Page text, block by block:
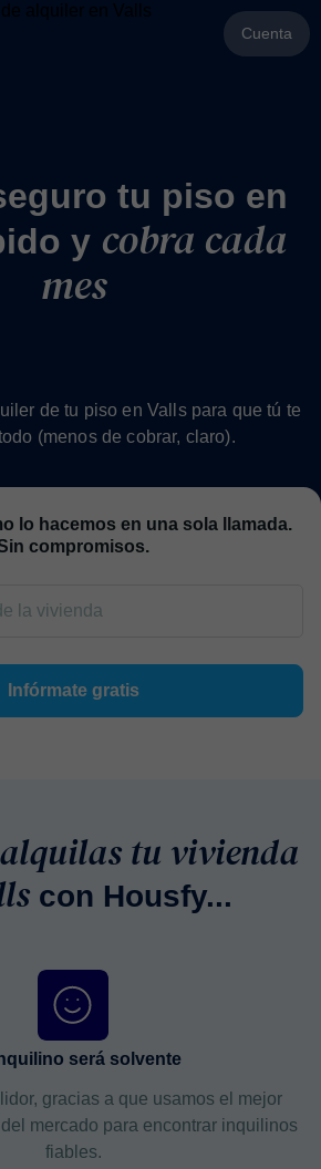
Cuenta
tu piso en
y cobra cada
mes
de tu piso en Valls para que tú te
(menos de cobrar, claro).
lo hacemos en una sola llamada.
compromisos.
Infórmate gratis
alquilas tu vivienda
con Housfy...
será solvente
gracias a que usamos el mejor
mercado para encontrar inquilinos
fiables.